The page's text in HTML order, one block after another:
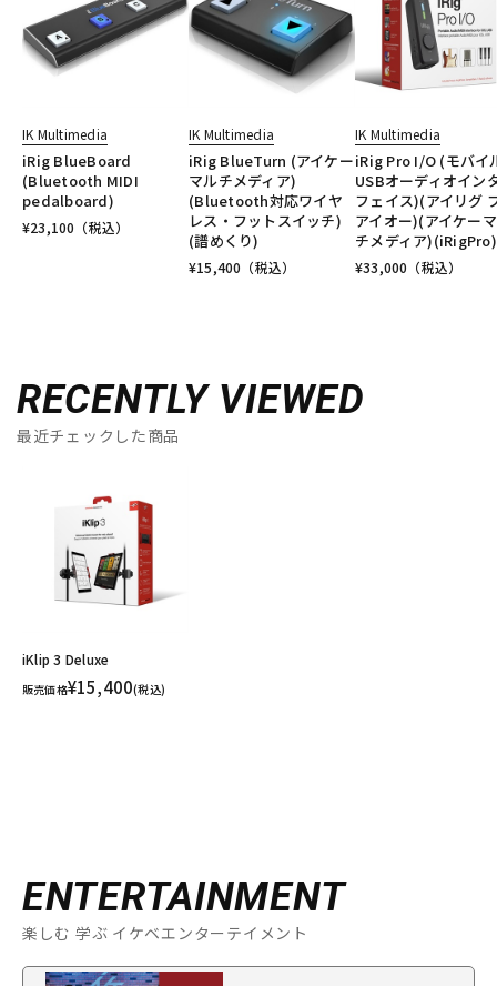
IK Multimedia
iRig BlueBoard
(Bluetooth MIDI
pedalboard)
¥23,100 （税込）
IK Multimedia
iRig BlueTurn (アイケー
マルチメディア)
(Bluetooth対応ワイヤ
レス・フットスイッチ)
(譜めくり)
¥15,400 （税込）
IK Multimedia
iRig Pro I/O (モバイ
USBオーディオイン
フェイス)(アイリグ
アイオー)(アイケー
チメディア)(iRigPro)
¥33,000 （税込）
RECENTLY VIEWED
最近チェックした商品
iKlip 3 Deluxe
販売価格¥15,400(税込)
ENTERTAINMENT
楽しむ 学ぶ イケベエンターテイメント